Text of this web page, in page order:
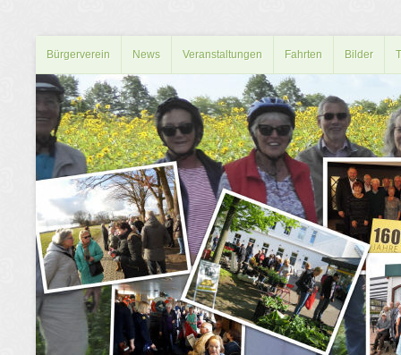
Bürgerverein News Veranstaltungen Fahrten Bilder